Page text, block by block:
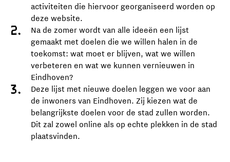
activiteiten die hiervoor georganiseerd worden op
deze website.
Na de zomer wordt van alle ideeën een lijst
gemaakt met doelen die we willen halen in de
toekomst: wat moet er blijven, wat we willen
verbeteren en wat we kunnen vernieuwen in
Eindhoven?
Deze lijst met nieuwe doelen leggen we voor aan
de inwoners van Eindhoven. Zij kiezen wat de
belangrijkste doelen voor de stad zullen worden.
Dit zal zowel online als op echte plekken in de stad
plaatsvinden.